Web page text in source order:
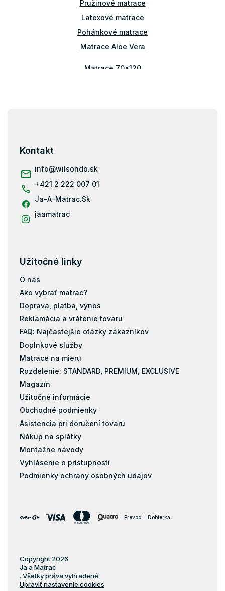
p
i
s
u
Pružinové matrace
Latexové matrace
Pohánkové matrace
Matrace Aloe Vera
Matrace 70x120
Matrace 80x184
Matrace 80x190
Matrace 90x190
Matrace 200x180
Matrace 200x200
Matrace 120x184
Latex
Pohánkové matrace
pohankove-matrace
Pružiny
Matrace s pamäťovou penou 90x160
Matrace s pamäťovou penou 90x180
Matrace s pamäťovou penou 80x184
Kontakt
info@wilsondo.sk
+421 2 222 007 01
Ja-A-Matrac.Sk
jaamatrac
Užitočné linky
O nás
Ako vybrať matrac?
Doprava, platba, výnos
Reklamácia a vrátenie tovaru
FAQ: Najčastejšie otázky zákazníkov
Doplnkové služby
Matrace na mieru
Rozdelenie: STANDARD, PREMIUM, EXCLUSIVE
Magazín
Užitočné informácie
Obchodné podmienky
Asistencia pri doručení tovaru
Nákup na splátky
Montážne návody
Vyhlásenie o prístupnosti
Podmienky ochrany osobných údajov
Prevod Dobierka
Copyright 2026
Ja a Matrac
. Všetky práva vyhradené.
Upraviť nastavenie cookies